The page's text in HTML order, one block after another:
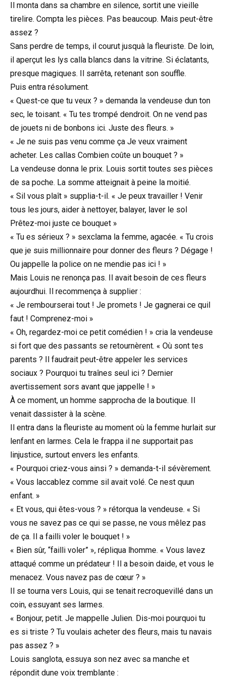
Il monta dans sa chambre en silence, sortit une vieille
tirelire. Compta les pièces. Pas beaucoup. Mais peut-être
assez ?
Sans perdre de temps, il courut jusquà la fleuriste. De loin,
il aperçut les lys calla blancs dans la vitrine. Si éclatants,
presque magiques. Il sarrêta, retenant son souffle.
Puis entra résolument.
« Quest-ce que tu veux ? » demanda la vendeuse dun ton
sec, le toisant. « Tu tes trompé dendroit. On ne vend pas
de jouets ni de bonbons ici. Juste des fleurs. »
« Je ne suis pas venu comme ça Je veux vraiment
acheter. Les callas Combien coûte un bouquet ? »
La vendeuse donna le prix. Louis sortit toutes ses pièces
de sa poche. La somme atteignait à peine la moitié.
« Sil vous plaît » supplia-t-il. « Je peux travailler ! Venir
tous les jours, aider à nettoyer, balayer, laver le sol
Prêtez-moi juste ce bouquet »
« Tu es sérieux ? » sexclama la femme, agacée. « Tu crois
que je suis millionnaire pour donner des fleurs ? Dégage !
Ou jappelle la police on ne mendie pas ici ! »
Mais Louis ne renonça pas. Il avait besoin de ces fleurs
aujourdhui. Il recommença à supplier :
« Je rembourserai tout ! Je promets ! Je gagnerai ce quil
faut ! Comprenez-moi »
« Oh, regardez-moi ce petit comédien ! » cria la vendeuse
si fort que des passants se retournèrent. « Où sont tes
parents ? Il faudrait peut-être appeler les services
sociaux ? Pourquoi tu traînes seul ici ? Dernier
avertissement sors avant que jappelle ! »
À ce moment, un homme sapprocha de la boutique. Il
venait dassister à la scène.
Il entra dans la fleuriste au moment où la femme hurlait sur
lenfant en larmes. Cela le frappa il ne supportait pas
linjustice, surtout envers les enfants.
« Pourquoi criez-vous ainsi ? » demanda-t-il sévèrement.
« Vous laccablez comme sil avait volé. Ce nest quun
enfant. »
« Et vous, qui êtes-vous ? » rétorqua la vendeuse. « Si
vous ne savez pas ce qui se passe, ne vous mêlez pas
de ça. Il a failli voler le bouquet ! »
« Bien sûr, “failli voler” », répliqua lhomme. « Vous lavez
attaqué comme un prédateur ! Il a besoin daide, et vous le
menacez. Vous navez pas de cœur ? »
Il se tourna vers Louis, qui se tenait recroquevillé dans un
coin, essuyant ses larmes.
« Bonjour, petit. Je mappelle Julien. Dis-moi pourquoi tu
es si triste ? Tu voulais acheter des fleurs, mais tu navais
pas assez ? »
Louis sanglota, essuya son nez avec sa manche et
répondit dune voix tremblante :